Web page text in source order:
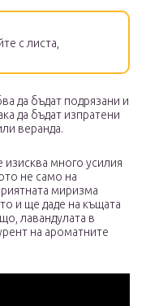
с листа,
да бъдат подрязани и
да бъдат изпратени
веранда.
изисква много усилия
не само на
миризма
и ще даде на къщата
лавандулата в
на ароматните